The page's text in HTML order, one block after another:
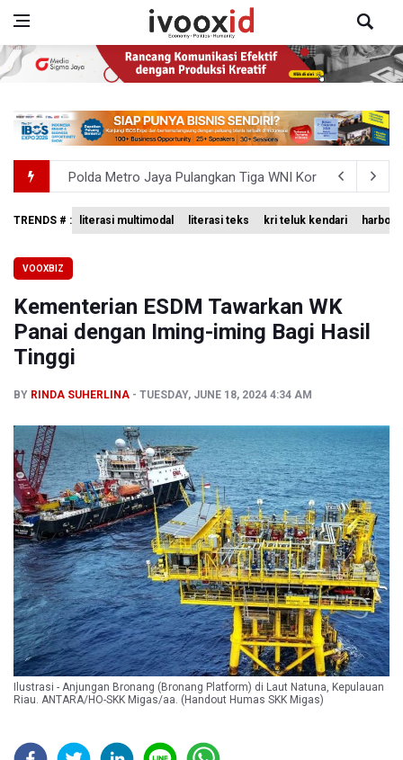
Polda Metro Jaya Pulangkan Tiga WNI Korban TPPO
Polisi Selidiki Temuan Senjata Api di Yayasan Sekolah
Kemenag Terbitkan 40 Buku Digital Pendidikan Agama
KKI Sebut Ada 10 Nakes Diduga Beri Komentar
TRENDS # : literasi multimodal literasi teks kri teluk kendari
VOOXBIZ
Kementerian ESDM Tawarkan WK
Panai dengan Iming-iming Bagi Hasil
Tinggi
BY RINDA SUHERLINA TUESDAY, JUNE 18, 2024 4:34 AM
Ilustrasi - Anjungan Bronang (Bronang Platform) di Laut Natuna, Kepulauan
Riau. ANTARA/HO-SKK Migas/aa. (Handout Humas SKK Migas)